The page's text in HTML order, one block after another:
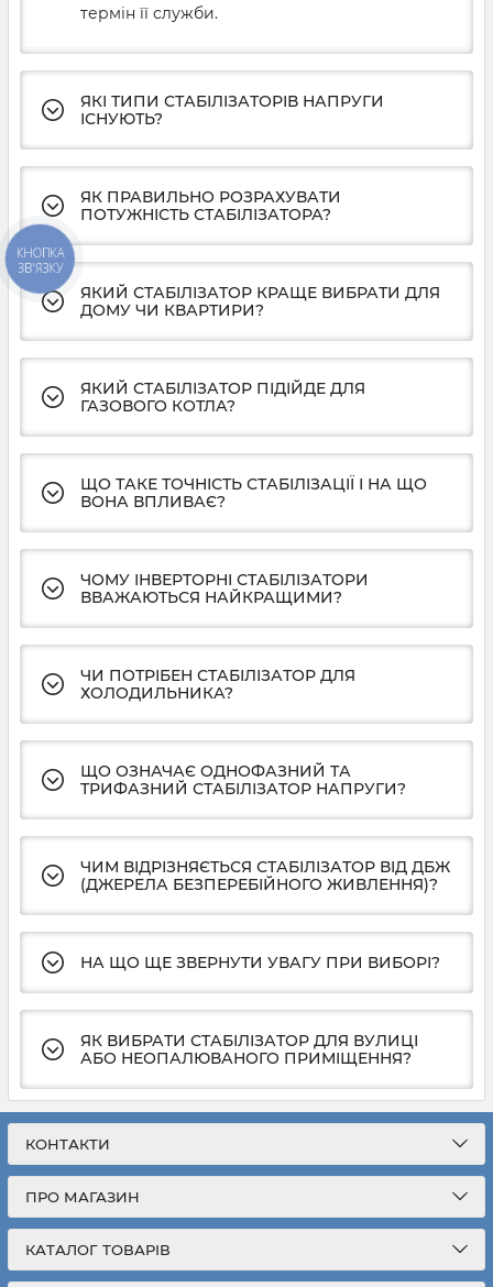
термін її служби.
ЯКІ ТИПИ СТАБІЛІЗАТОРІВ НАПРУГИ
ІСНУЮТЬ?
ЯК ПРАВИЛЬНО РОЗРАХУВАТИ
ПОТУЖНІСТЬ СТАБІЛІЗАТОРА?
ЯКИЙ СТАБІЛІЗАТОР КРАЩЕ ВИБРАТИ ДЛЯ
ДОМУ ЧИ КВАРТИРИ?
ЯКИЙ СТАБІЛІЗАТОР ПІДІЙДЕ ДЛЯ
ГАЗОВОГО КОТЛА?
ЩО ТАКЕ ТОЧНІСТЬ СТАБІЛІЗАЦІЇ І НА ЩО
ВОНА ВПЛИВАЄ?
ЧОМУ ІНВЕРТОРНІ СТАБІЛІЗАТОРИ
ВВАЖАЮТЬСЯ НАЙКРАЩИМИ?
ЧИ ПОТРІБЕН СТАБІЛІЗАТОР ДЛЯ
ХОЛОДИЛЬНИКА?
ЩО ОЗНАЧАЄ ОДНОФАЗНИЙ ТА
ТРИФАЗНИЙ СТАБІЛІЗАТОР НАПРУГИ?
ЧИМ ВІДРІЗНЯЄТЬСЯ СТАБІЛІЗАТОР ВІД ДБЖ
(ДЖЕРЕЛА БЕЗПЕРЕБІЙНОГО ЖИВЛЕННЯ)?
НА ЩО ЩЕ ЗВЕРНУТИ УВАГУ ПРИ ВИБОРІ?
ЯК ВИБРАТИ СТАБІЛІЗАТОР ДЛЯ ВУЛИЦІ
АБО НЕОПАЛЮВАНОГО ПРИМІЩЕННЯ?
КОНТАКТИ
ПРО МАГАЗИН
КАТАЛОГ ТОВАРІВ
КНОПКА
ЗВ'ЯЗКУ